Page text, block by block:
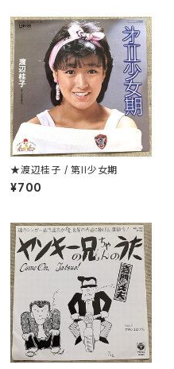
★渡辺桂子 / 第II少女期
¥700